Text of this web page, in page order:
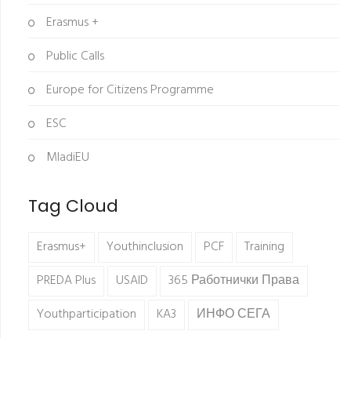
Erasmus +
Public Calls
Europe for Citizens Programme
ESC
MladiEU
Tag Cloud
Erasmus+ Youthinclusion PCF
Training
PREDA Plus
USAID
365 Работнички Права
Youthparticipation
KA3 ИНФО СЕГА